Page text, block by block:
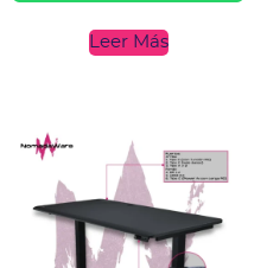
Leer Más